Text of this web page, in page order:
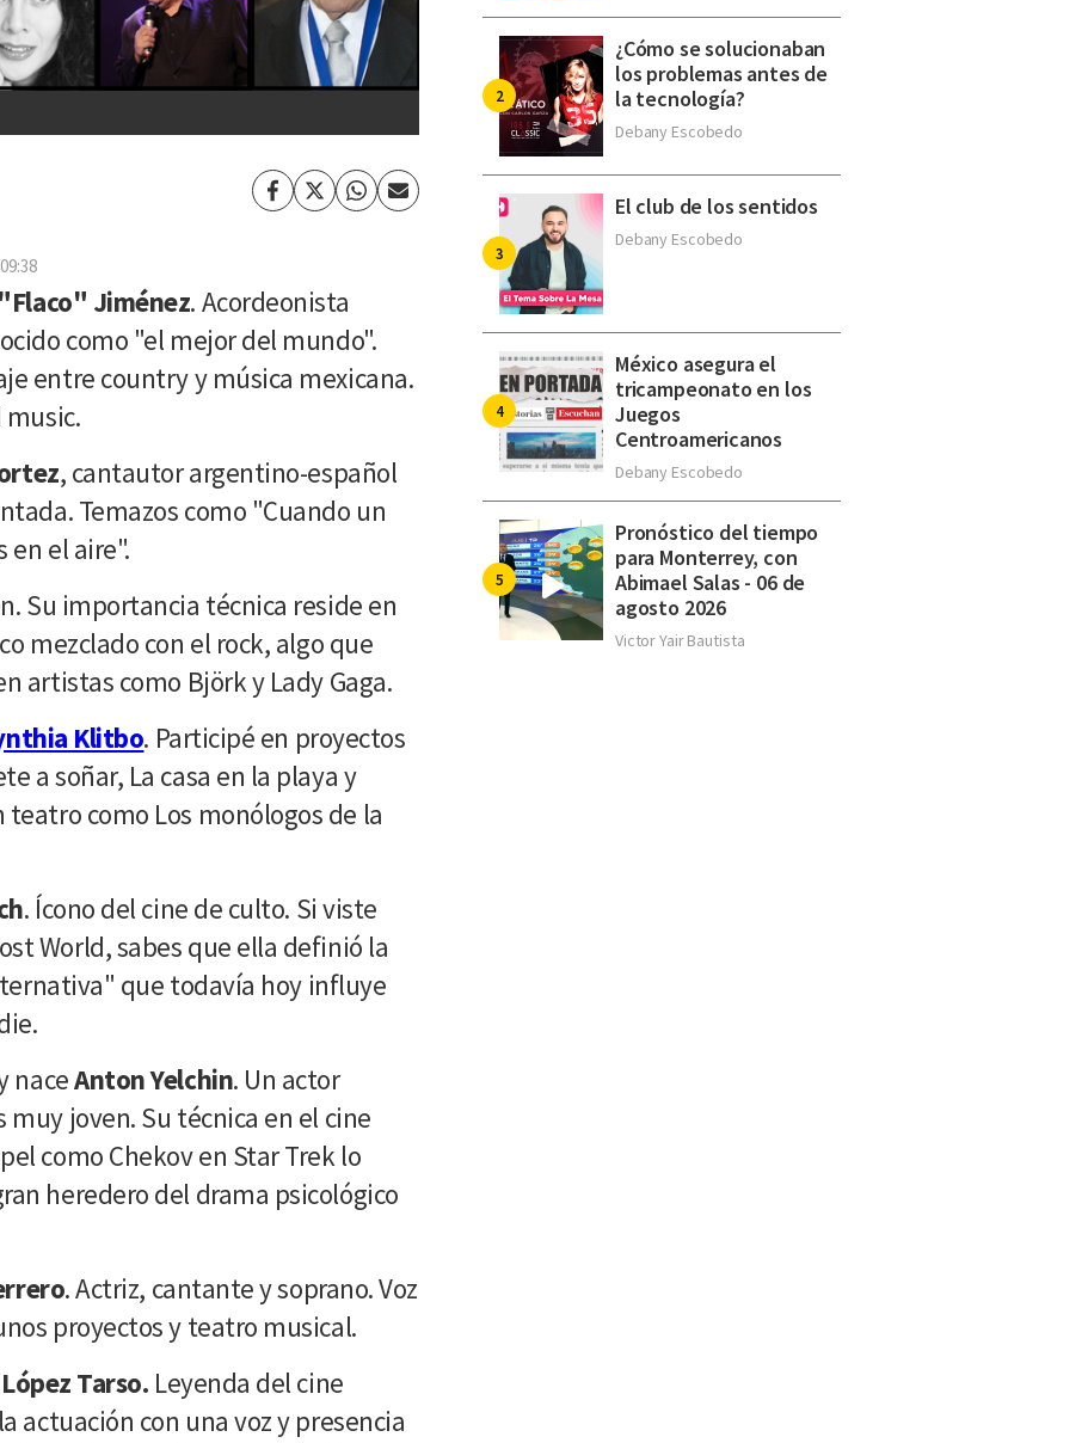
Facebook
TwitterWhatsapp
Enviar
"Flaco" Jiménez. Acordeonista
como "el mejor del mundo".
entre country y música mexicana.
, cantautor argentino-español
Temazos como "Cuando un
en el aire".
Su importancia técnica reside en
mezclado con el rock, algo que
artistas como Björk y Lady Gaga.
Klitbo. Participé en proyectos
a soñar, La casa en la playa y
como Los monólogos de la
. Ícono del cine de culto. Si viste
World, sabes que ella definió la
que todavía hoy influye
naceAnton Yelchin. Un actor
joven. Su técnica en el cine
como Chekov en Star Trek lo
heredero del drama psicológico
. Actriz, cantante y soprano. Voz
proyectos y teatro musical.
Tarso. Leyenda del cine
actuación con una voz y presencia
¿Cómo se solucionaban
los problemas antes de
la tecnología?
Debany Escobedo
El club de los sentidos
Debany Escobedo
México asegura el
tricampeonato en los
Juegos
Centroamericanos
Debany Escobedo
Pronóstico del tiempo
para Monterrey, con
Abimael Salas - 06 de
agosto 2026
Victor Yair Bautista